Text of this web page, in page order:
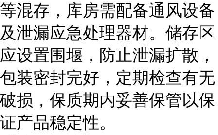
等混存，库房需配备通风设备
及泄漏应急处理器材。储存区
应设置围堰，防止泄漏扩散，
包装密封完好，定期检查有无
破损，保质期内妥善保管以保
证产品稳定性。